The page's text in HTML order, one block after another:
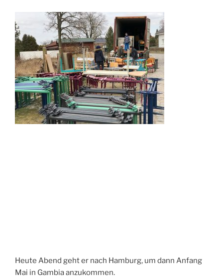
Heute Abend geht er nach Hamburg, um dann Anfang
Mai in Gambia anzukommen.